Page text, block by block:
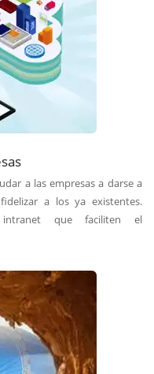
a las empresas a darse a
a los ya existentes.
intranet que faciliten el